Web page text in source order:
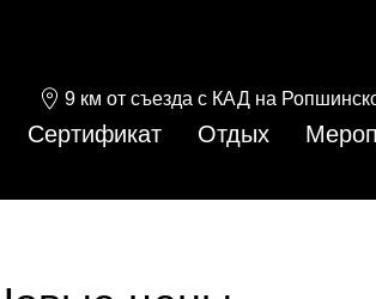
9 км от съезда с КАД на
Сертификат Отдых